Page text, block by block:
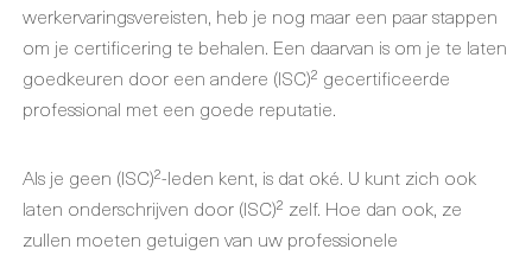
werkervaringsvereisten, heb je nog maar een paar stappen
om je certificering te behalen. Een daarvan is om je te laten
goedkeuren door een andere (ISC)² gecertificeerde
professional met een goede reputatie.
Als je geen (ISC)²-leden kent, is dat oké. U kunt zich ook
laten onderschrijven door (ISC)² zelf. Hoe dan ook, ze
zullen moeten getuigen van uw professionele